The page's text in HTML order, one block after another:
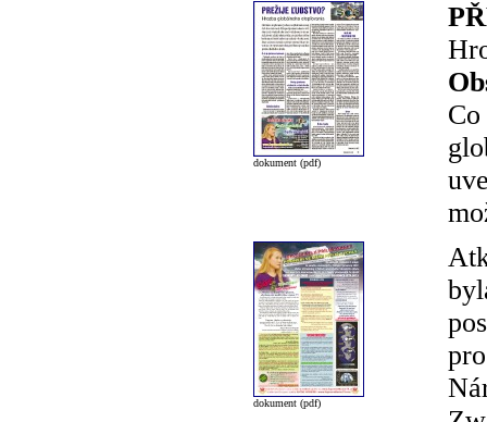
dokument (pdf)
dokument (pdf)